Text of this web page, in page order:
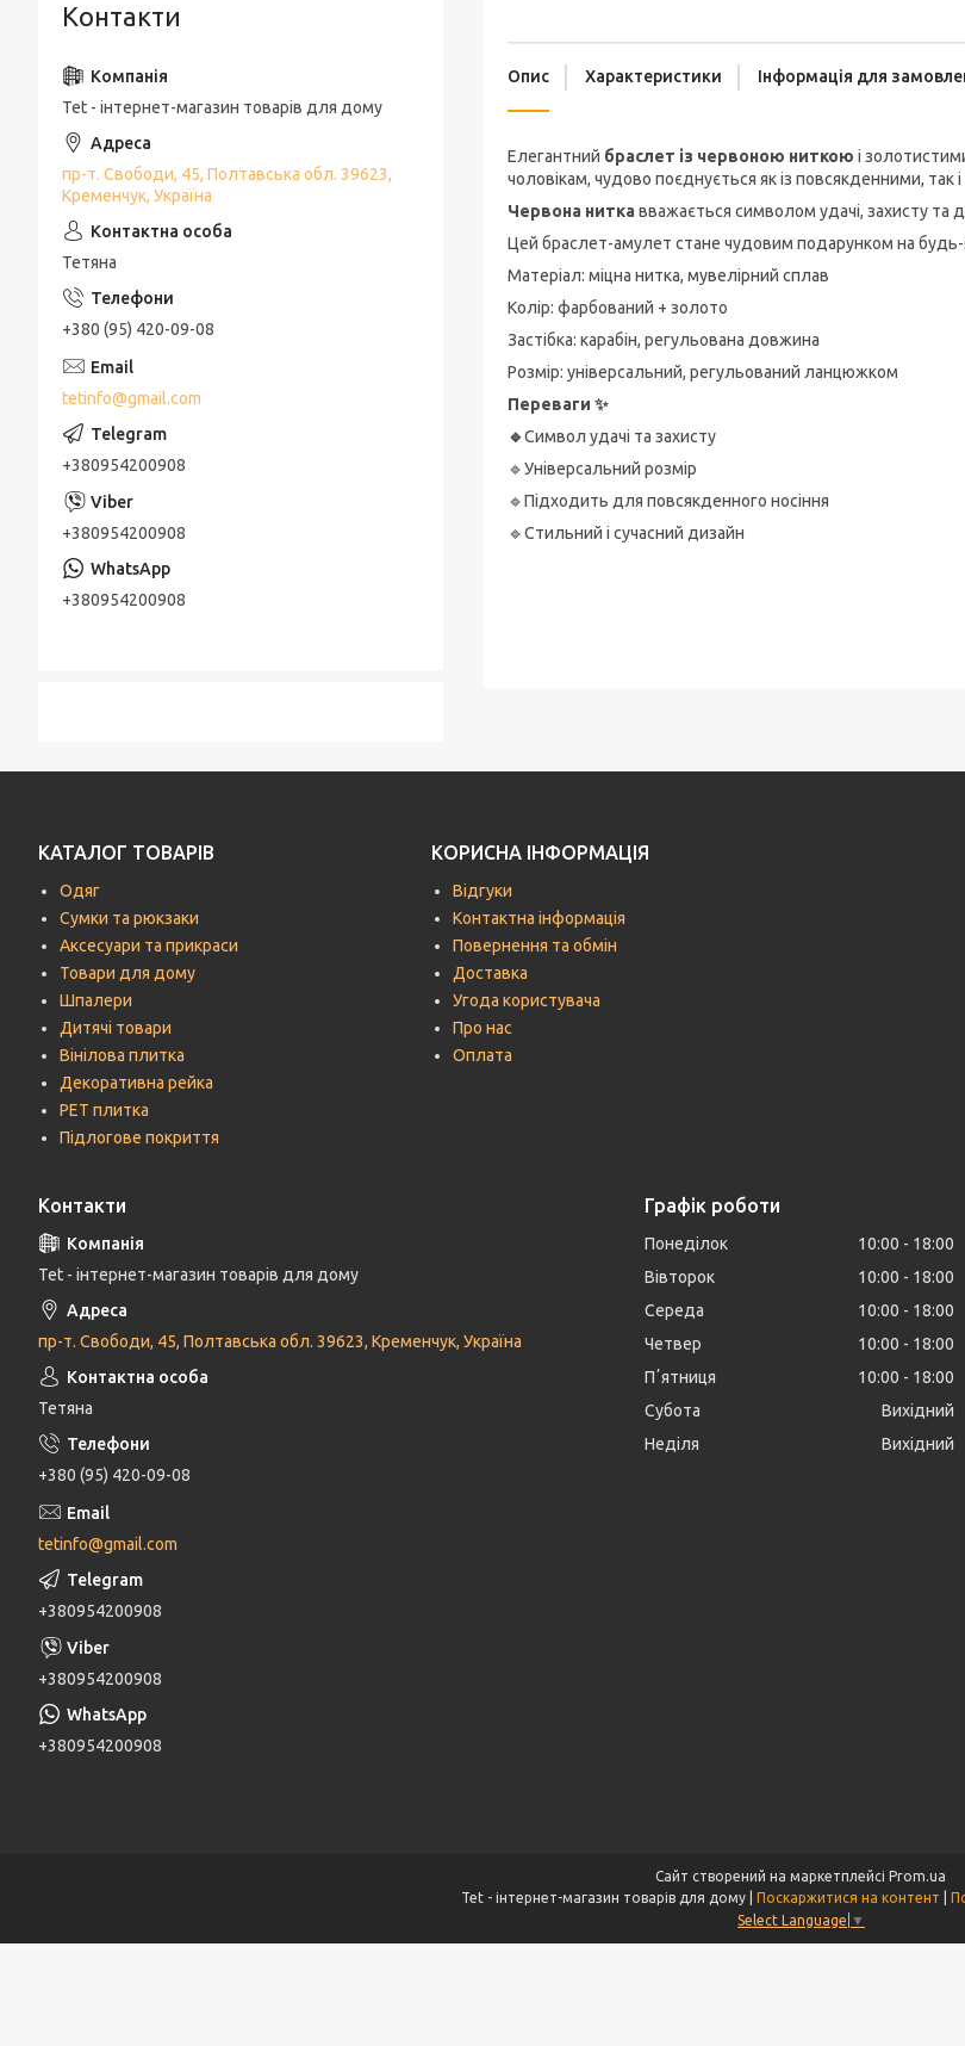
Опис Характеристики Інформація для
Елегантний браслет із червоною ниткою і
чоловікам, чудово поєднується як із повсякденними, так
Червона нитка вважається символом удачі, захисту та
Цей браслет-амулет стане чудовим подарунком на
Матеріал: міцна нитка, мувелірний сплав
Колір: фарбований + золото
Застібка: карабін, регульована довжина
Розмір: універсальний, регульований ланцюжком
Переваги ✨️
🔹️Символ удачі та захисту
🔹️Універсальний розмір
🔹️Підходить для повсякденного носіння
🔹️Стильний і сучасний дизайн
Контакти
Tet - інтернет-магазин товарів для дому
пр-т. Свободи, 45, Полтавська обл. 39623,
Кременчук, Україна
Тетяна
+380 (95) 420-09-08
tetinfo@gmail.com
+380954200908
+380954200908
+380954200908
КАТАЛОГ ТОВАРІВ
Одяг
Сумки та рюкзаки
Аксесуари та прикраси
Товари для дому
Шпалери
Дитячі товари
Вінілова плитка
Декоративна рейка
РЕТ плитка
Підлогове покриття
КОРИСНА ІНФОРМАЦІЯ
Відгуки
Контактна інформація
Повернення та обмін
Доставка
Угода користувача
Про нас
Оплата
Контакти
Tet - інтернет-магазин товарів для дому
пр-т. Свободи, 45, Полтавська обл. 39623, Кременчук, Україна
Тетяна
+380 (95) 420-09-08
tetinfo@gmail.com
+380954200908
+380954200908
+380954200908
Графік роботи
Понеділок 10:00
18:00
Вівторок
10:00
18:00
Середа
10:00
18:00
Четвер
10:00
18:00
Пʼятниця
10:00
18:00
Субота
Вихідний
Неділя
Вихідний
Сайт створений на маркетплейсі Prom.ua
Поскаржитися на контент
Select Language ▼